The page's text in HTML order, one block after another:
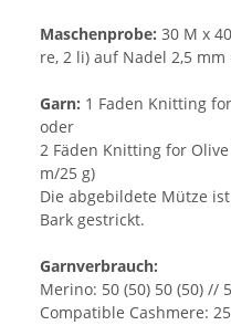
Maschenprobe: 30 M x
re, 2 li) auf Nadel 2,5 mm
Garn: 1 Faden Knitting
oder
2 Fäden Knitting for
m/25 g)
Die abgebildete Mütze
Bark gestrickt.
Garnverbrauch:
Merino: 50 (50) 50 (50) //
Compatible Cashmere: